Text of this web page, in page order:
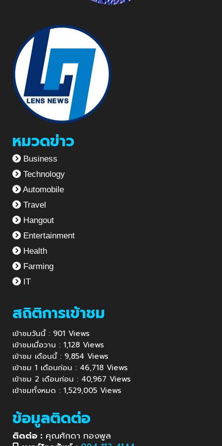
หมวดข่าว
Business
Technology
Automobile
Travel
Hangout
Entertainment
Health
Farming
IT
สถิติการเข้าชม
เข้าชมวันนี้ : 901 Views
เข้าชมเมื่อวาน : 1,128 Views
เข้าชม เดือนนี้ : 9,854 Views
เข้าชม 1 เดือนก่อน : 46,718 Views
เข้าชม 2 เดือนก่อน : 40,967 Views
เข้าชมทั้งหมด : 1,529,005 Views
ข้อมูลติดต่อ
ติดต่อ : คุณศักดา ทองพูล